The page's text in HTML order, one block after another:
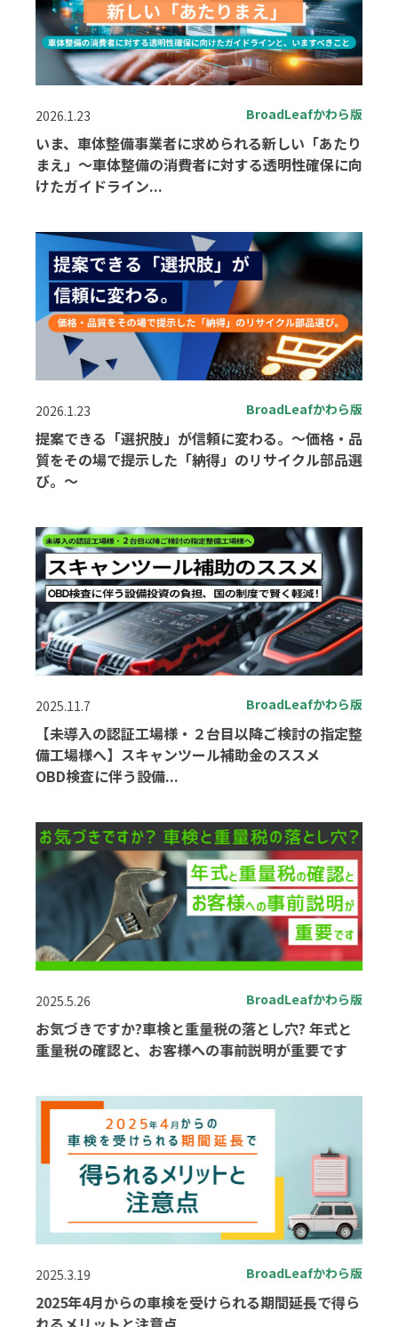
2026.1.23 BroadLeafかわら版
いま、車体整備事業者に求められる新しい「あたり
まえ」～車体整備の消費者に対する透明性確保に向
けたガイドライン...
2026.1.23 BroadLeafかわら版
提案できる「選択肢」が信頼に変わる。～価格・品
質をその場で提示した「納得」のリサイクル部品選
び。～
2025.11.7 BroadLeafかわら版
【未導入の認証工場様・２台目以降ご検討の指定整
備工場様へ】スキャンツール補助金のススメ
OBD検査に伴う設備...
2025.5.26 BroadLeafかわら版
お気づきですか?車検と重量税の落とし穴? 年式と
重量税の確認と、お客様への事前説明が重要です
2025.3.19 BroadLeafかわら版
2025年4月からの車検を受けられる期間延長で得ら